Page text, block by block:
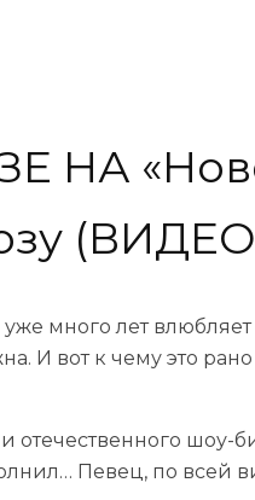
НА
много лет
И вот к чему это
шоу-
Певец, по всей